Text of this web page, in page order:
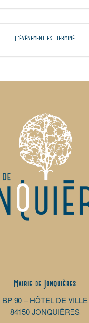
L'événement est terminé.
Mairie de Jonquières
BP 90 – HÔTEL DE VILLE
84150 JONQUIÈRES